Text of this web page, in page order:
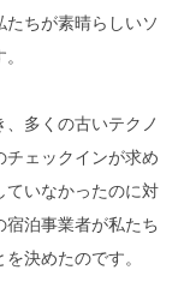
ちが素晴らしいソ
多くの古いテクノ
チェックインが求め
ていなかったのに対
宿泊事業者が私たち
決めたのです。